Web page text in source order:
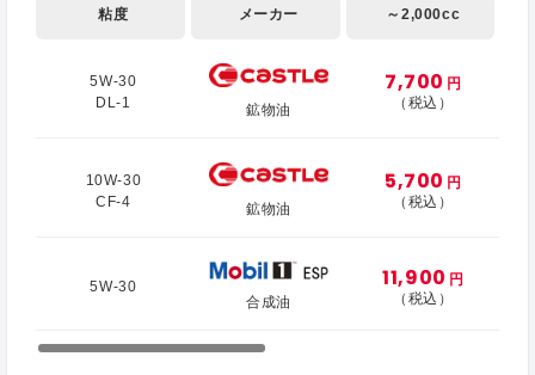
粘度 メーカー ～2,000cc
5W-30
DL-1
鉱物油
7,700 円
（税込）
10W-30
CF-4
鉱物油
5,700 円
（税込）
5W-30
合成油
11,900 円
（税込）